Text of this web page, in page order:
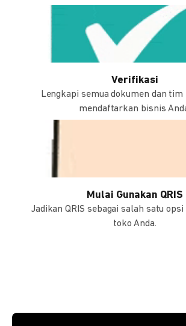
Verifikasi
Lengkapi semua dokumen dan
mendaftarkan bisnis
Mulai Gunakan QRIS
Jadikan QRIS sebagai salah satu
toko Anda.